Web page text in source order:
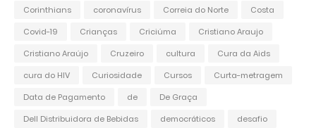
Corinthians
coronavírus Correia do Norte
Costa
Covid-19
Crianças Criciúma
Cristiano Araujo
Cristiano Araújo
Cruzeiro cultura
Cura da Aids
cura do HIV
Curiosidade Cursos
Curta-metragem
Data de Pagamento
de
De Graça
Dell Distribuidora de Bebidas
democráticos
desafio